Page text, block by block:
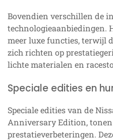
Bovendien verschillen de
technologieaanbiedingen.
meer luxe functies, terwijl
zich richten op
lichte materialen en
Speciale edities en
Speciale edities van de
Anniversary Edition,
prestatieverbeteringen.